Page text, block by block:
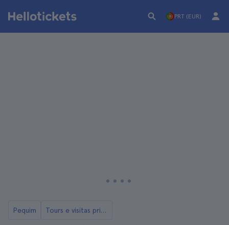
PRT (EUR)
Pequim Tours e visitas privadas em Berlim